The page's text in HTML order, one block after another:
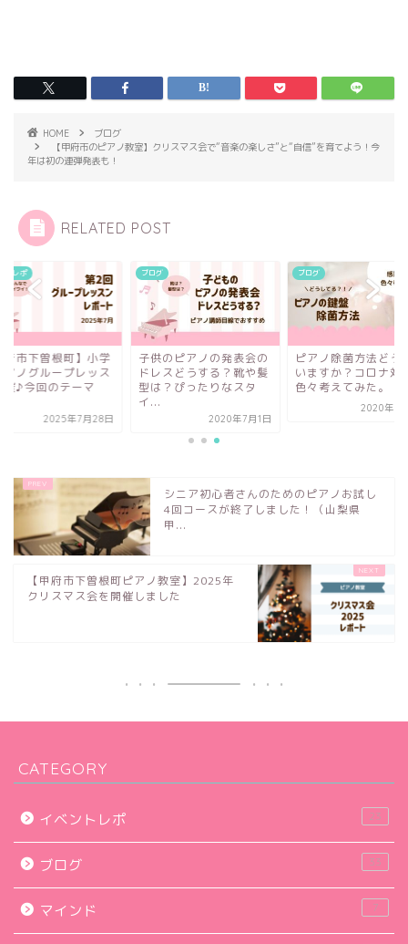
HOME
ブログ
【甲府市のピアノ教室】クリスマス会で“音楽の楽しさ”と“自信”を育てよう！今
年は初の連弾発表も！
RELATED POST
トレポ
府市下曽根町】小学
アノグループレッス
催♪今回のテーマ
2025年7月28日
ブログ
子供のピアノの発表会の
ドレスどうする？靴や髪
型は？ぴったりなスタ
イ...
2020年7月1日
ブログ
ピアノ除菌方法どう
いますか？コロナ対
色々考えてみた。
2020年11
シニア初心者さんのためのピアノお試し
4回コースが終了しました！（山梨県
甲...
【甲府市下曽根町ピアノ教室】2025年
クリスマス会を開催しました
CATEGORY
イベントレポ 23
ブログ 33
マインド 7